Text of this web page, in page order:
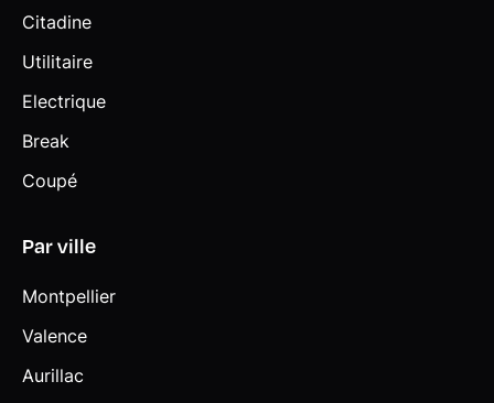
Citadine
Utilitaire
Electrique
Break
Coupé
Par ville
Montpellier
Valence
Aurillac